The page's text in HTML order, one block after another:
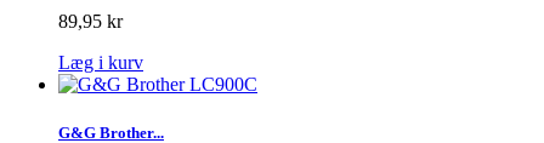
89,95 kr
Læg i kurv
G&G Brother...